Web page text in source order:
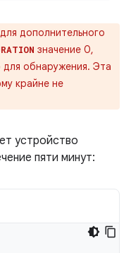
дополнительного
значение 0,
для обнаружения. Эта
крайне не
устройство
пяти минут: